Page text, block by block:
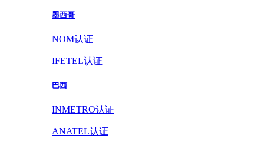
墨西哥
NOM认证
IFETEL认证
巴西
INMETRO认证
ANATEL认证